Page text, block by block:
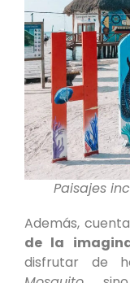
Paisajes
Además,
de la
disfrutar de